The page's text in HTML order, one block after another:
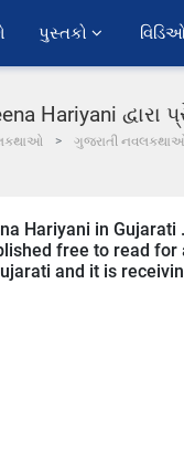
પુસ્તકો
Hariyani દ્વારા
ગુજરાતી
Hariyani in Gujarati
free to read
and it is